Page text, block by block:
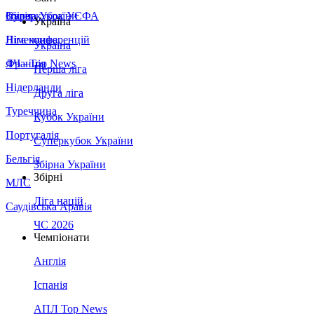
Збірна України
Італія
Німеччина
Франція
Нідерланди
Туреччина
Португалія
Бельгія
МЛС
Саудівська Аравія
Суперкубок УЄФА
Ліга конференцій
ЛЧ - Top News
Україна
Україна
Перша ліга
Друга ліга
Кубок України
Суперкубок України
Збірна України
Збірні
Ліга націй
ЧС 2026
Чемпіонати
Англія
Іспанія
АПЛ Top News